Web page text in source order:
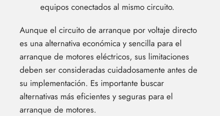
equipos conectados al mismo circuito.
Aunque el circuito de arranque por voltaje directo
es una alternativa económica y sencilla para el
arranque de motores eléctricos, sus limitaciones
deben ser consideradas cuidadosamente antes de
su implementación. Es importante buscar
alternativas más eficientes y seguras para el
arranque de motores.